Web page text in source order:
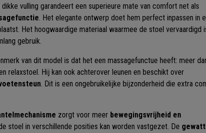
vulling garandeert een superieure mate van comfort net als
. Het elegante ontwerp doet hem perfect inpassen in
Het hoogwaardige materiaal waarmee de stoel vervaardigd
gebruik.
van dit model is dat het een massagefunctue heeft: meer
relaxstoel. Hij kan ook achterover leunen en beschikt over
. Dit is een ongebruikelijke bijzonderheid die extra
zorgt voor meer bewegingsvrijheid en
stoel in verschillende posities kan worden vastgezet. De